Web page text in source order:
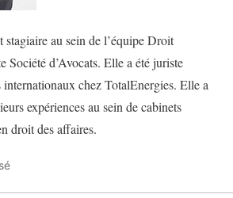
stagiaire au sein de l’équipe Droit
Société d’Avocats. Elle a été juriste
internationaux chez TotalEnergies. Elle a
expériences au sein de cabinets
droit des affaires.